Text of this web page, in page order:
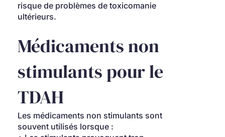
risque de problèmes de toxicomanie
ultérieurs.
Médicaments non
stimulants pour le
TDAH
Les médicaments non stimulants sont
souvent utilisés lorsque :